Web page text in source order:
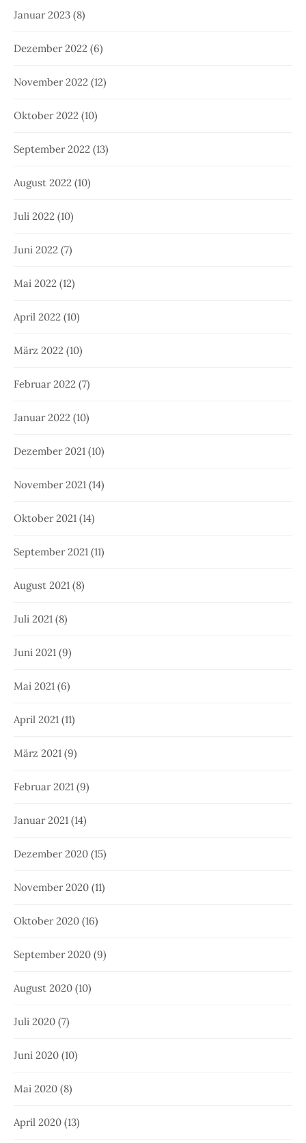
Januar 2023 (8)
Dezember 2022 (6)
November 2022 (12)
Oktober 2022 (10)
September 2022 (13)
August 2022 (10)
Juli 2022 (10)
Juni 2022 (7)
Mai 2022 (12)
April 2022 (10)
März 2022 (10)
Februar 2022 (7)
Januar 2022 (10)
Dezember 2021 (10)
November 2021 (14)
Oktober 2021 (14)
September 2021 (11)
August 2021 (8)
Juli 2021 (8)
Juni 2021 (9)
Mai 2021 (6)
April 2021 (11)
März 2021 (9)
Februar 2021 (9)
Januar 2021 (14)
Dezember 2020 (15)
November 2020 (11)
Oktober 2020 (16)
September 2020 (9)
August 2020 (10)
Juli 2020 (7)
Juni 2020 (10)
Mai 2020 (8)
April 2020 (13)